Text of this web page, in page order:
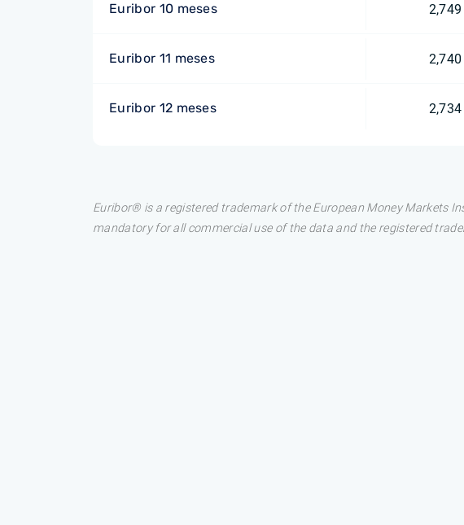
Euribor 10 meses 2,749
Euribor 11 meses 2,740
Euribor 12 meses 2,734
Euribor® is a registered trademark of the European Money Markets
mandatory for all commercial use of the data and the registered